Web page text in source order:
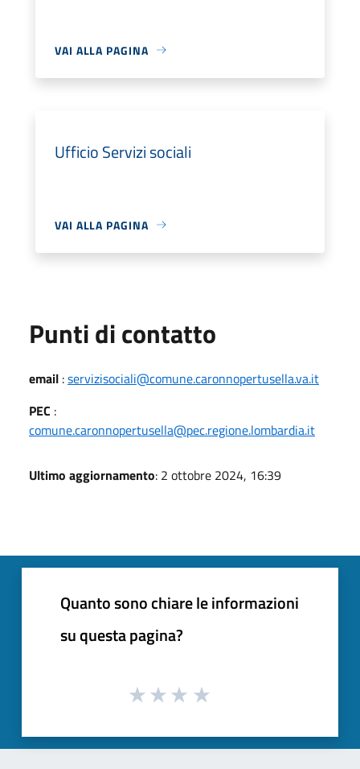
VAI ALLA PAGINA
Ufficio Servizi sociali
VAI ALLA PAGINA
Punti di contatto
email :servizisociali@comune.caronnopertusella.va.it
PEC :
comune.caronnopertusella@pec.regione.lombardia.it
Ultimo aggiornamento: 2 ottobre 2024, 16:39
Quanto sono chiare le informazioni
su questa pagina?